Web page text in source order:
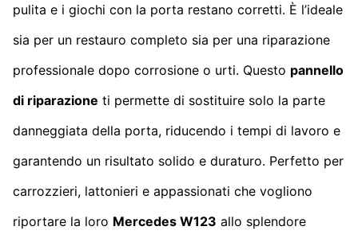
pulita e i giochi con la porta restano corretti. È l’ideale
sia per un restauro completo sia per una riparazione
professionale dopo corrosione o urti. Questo pannello
di riparazione ti permette di sostituire solo la parte
danneggiata della porta, riducendo i tempi di lavoro e
garantendo un risultato solido e duraturo. Perfetto per
carrozzieri, lattonieri e appassionati che vogliono
riportare la loro Mercedes W123 allo splendore